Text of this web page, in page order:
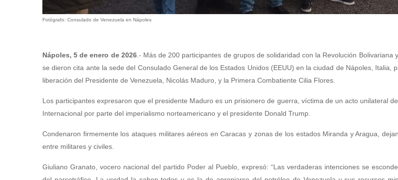
Fotógrafo: Consulado de Venezuela en Nápoles
Nápoles, 5 de enero de 2026.- Más de 200 participantes de grupos de solidaridad con la Revolución Bolivariana
se dieron cita ante la sede del Consulado General de los Estados Unidos (EEUU) en la ciudad de Nápoles, Italia,
liberación del Presidente de Venezuela, Nicolás Maduro, y la Primera Combatiente Cilia Flores.
Los participantes expresaron que el presidente Maduro es un prisionero de guerra, víctima de un acto unilateral
Internacional por parte del imperialismo norteamericano y el presidente Donald Trump.
Condenaron firmemente los ataques militares aéreos en Caracas y zonas de los estados Miranda y Aragua,
entre militares y civiles.
Giuliano Granato, vocero nacional del partido Poder al Pueblo, expresó: “Las verdaderas intenciones se